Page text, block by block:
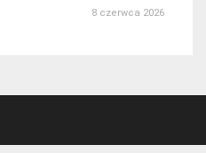
8 czerwca 2026